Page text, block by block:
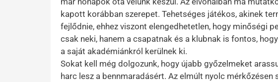
kapott korábban szerepet. Tehetséges játékos, akinek
fejlődnie, ehhez viszont elengedhetetlen, hogy minőségi
csak neki, hanem a csapatnak és a klubnak is fontos,
a saját akadémiánkról kerülnek ki.
Sokat kell még dolgozunk, hogy újabb győzelmeket
harc lesz a bennmaradásért. Az elmúlt nyolc